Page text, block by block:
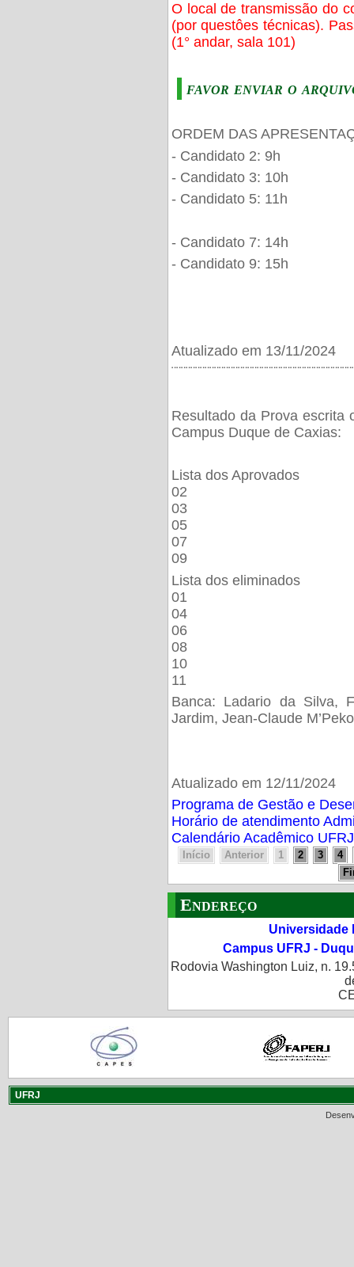
O local de transmissão do
(por questôes técnicas).
(1° andar, sala 101)
favor enviar o
ORDEM DAS
- Candidato 2: 9h
- Candidato 3: 10h
- Candidato 5: 11h
- Candidato 7: 14h
- Candidato 9: 15h
Atualizado em 13/11/2024
Resultado da Prova escrita
Campus Duque de Caxias:
Lista dos Aprovados
02
03
05
07
09
Lista dos eliminados
01
04
06
08
10
11
Banca: Ladario da Silva,
Jardim, Jean-Claude M’Peko
Atualizado em 12/11/2024
Programa de Gestão e
Horário de atendimento
Calendário Acadêmico
Início Anterior 1 2 3
4
Endereço
Universidade
Campus UFRJ -
Rodovia Washington Luiz, n.
UFRJ